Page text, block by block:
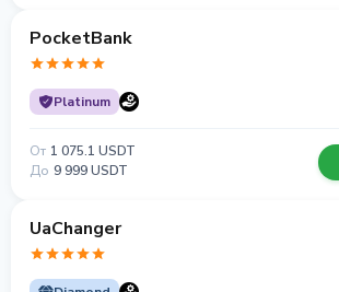
PocketBank
Platinum
От 1 075.1 USDT
До 9 999 USDT
UaChanger